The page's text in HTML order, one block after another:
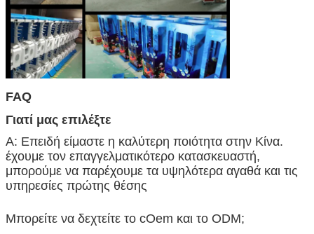
FAQ
Γιατί μας επιλέξτε
Α: Επειδή είμαστε η καλύτερη ποιότητα στην Κίνα.
έχουμε τον επαγγελματικότερο κατασκευαστή,
μπορούμε να παρέχουμε τα υψηλότερα αγαθά και τις
υπηρεσίες πρώτης θέσης
Μπορείτε να δεχτείτε το cOem και το ODM;